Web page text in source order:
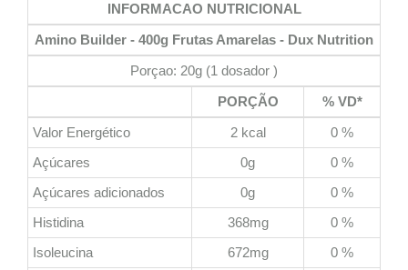
INFORMACAO NUTRICIONAL
Amino Builder - 400g Frutas Amarelas - Dux Nutrition
Porçao: 20g (1 dosador )
PORÇÃO
% VD*
Valor Energético
2 kcal
0 %
Açúcares
0g
0 %
Açúcares adicionados
0g
0 %
Histidina
368mg
0 %
Isoleucina
672mg
0 %